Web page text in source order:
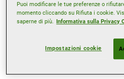
Lunedì 08:30-13:00
Martedì
08:30-13:00
08:30-13:00
Puoi modificare le tue preferenze o
momento cliccando su Rifiuta i cookie.
saperne di più. Informativa sulla Privacy
Impostazioni cookie